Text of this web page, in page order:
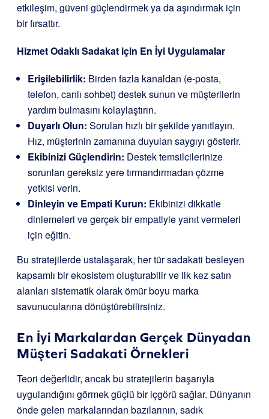
etkileşim, güveni güçlendirmek ya da aşındırmak için
bir fırsattır.
Hizmet Odaklı Sadakat için En İyi Uygulamalar
Erişilebilirlik: Birden fazla kanaldan (e-posta,
telefon, canlı sohbet) destek sunun ve müşterilerin
yardım bulmasını kolaylaştırın.
Duyarlı Olun: Soruları hızlı bir şekilde yanıtlayın.
Hız, müşterinin zamanına duyulan saygıyı gösterir.
Ekibinizi Güçlendirin: Destek temsilcilerinize
sorunları gereksiz yere tırmandırmadan çözme
yetkisi verin.
Dinleyin ve Empati Kurun: Ekibinizi dikkatle
dinlemeleri ve gerçek bir empatiyle yanıt vermeleri
için eğitin.
Bu stratejilerde ustalaşarak, her tür sadakati besleyen
kapsamlı bir ekosistem oluşturabilir ve ilk kez satın
alanları sistematik olarak ömür boyu marka
savunucularına dönüştürebilirsiniz.
En İyi Markalardan Gerçek Dünyadan
Müşteri Sadakati Örnekleri
Teori değerlidir, ancak bu stratejilerin başarıyla
uygulandığını görmek güçlü bir içgörü sağlar. Dünyanın
önde gelen markalarından bazılarının, sadık